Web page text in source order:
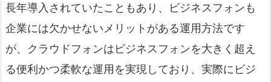
長年導入されていたこともあり、ビジネスフォンも
企業には欠かせないメリットがある運用方法です
が、クラウドフォンはビジネスフォンを大きく超え
る便利かつ柔軟な運用を実現しており、実際にビジ